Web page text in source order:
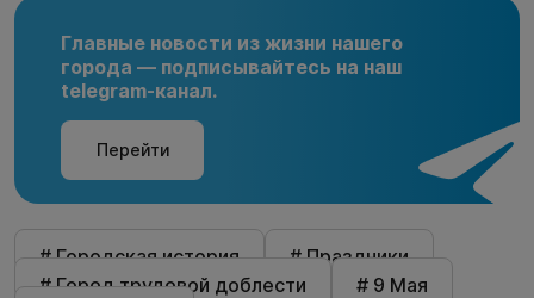
Главные новости из жизни нашего
города — подписывайтесь на наш
telegram-канал.
Перейти
# Городская история
# Праздники
# Город трудовой доблести
# 9 Мая